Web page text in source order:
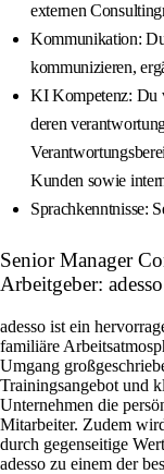
externen
Kommunikation:
kommunizieren,
KI Kompetenz: Du
deren
Kunden sowie
Sprachkenntnisse:
Senior Manager
Arbeitgeber:
adesso ist ein
familiäre
Umgang
Trainingsangebot und
Unternehmen die
Mitarbeiter. Zudem
durch gegenseitige
adesso zu einem der